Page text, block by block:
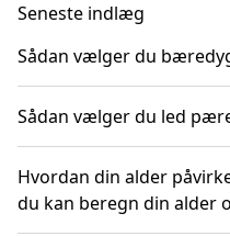
Seneste indlæg
Sådan vælger du
Sådan vælger du led
Hvordan din alder
du kan beregn din alder